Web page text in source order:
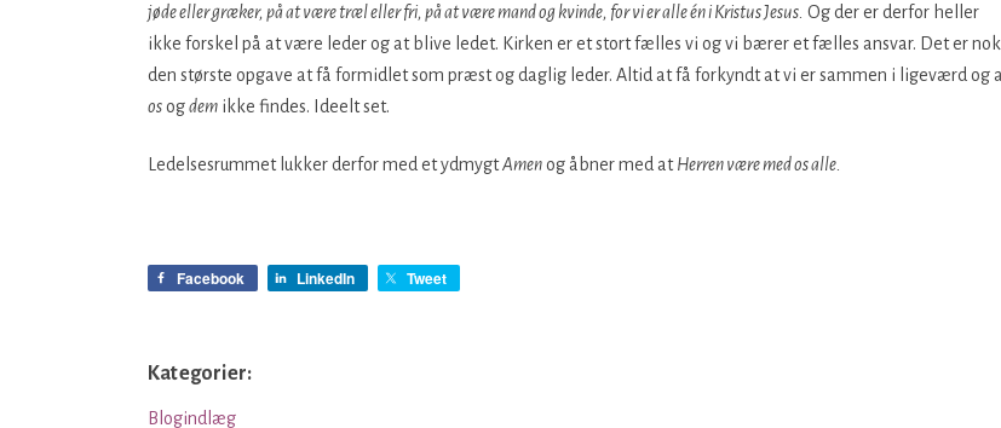
jøde eller græker, på at være træl eller fri, på at være mand og kvinde, for vi er alle én i Kristus Jesus. Og der er derfor heller
ikke forskel på at være leder og at blive ledet. Kirken er et stort fælles vi og vi bærer et fælles ansvar. Det er nok
den største opgave at få formidlet som præst og daglig leder. Altid at få forkyndt at vi er sammen i ligeværd og
osogdem ikke findes. Ideelt set.
Ledelsesrummet lukker derfor med et ydmygtAmenog åbner med atHerren være med os alle.
Facebook LinkedIn Tweet
Kategorier:
Blogindlæg